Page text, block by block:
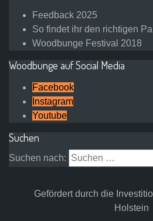
Feedback 2025
So findet ihr den richtigen
Woodbunge Festival 2018
Woodbunge auf Social Media
Facebook
Instagram
Youtube
Suchen
Suchen nach:
Gefördert durch die
Holstein